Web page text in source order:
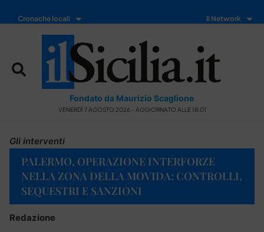
Cronache locali Il Network
Fondato da Maurizio Scaglione
VENERDÌ 7 AGOSTO 2026 - AGGIORNATO ALLE 18:01
Gli interventi
PALERMO, OPERAZIONE INTERFORZE
NELLA ZONA DELLA MOVIDA: CONTROLLI,
SEQUESTRI E SANZIONI
Redazione